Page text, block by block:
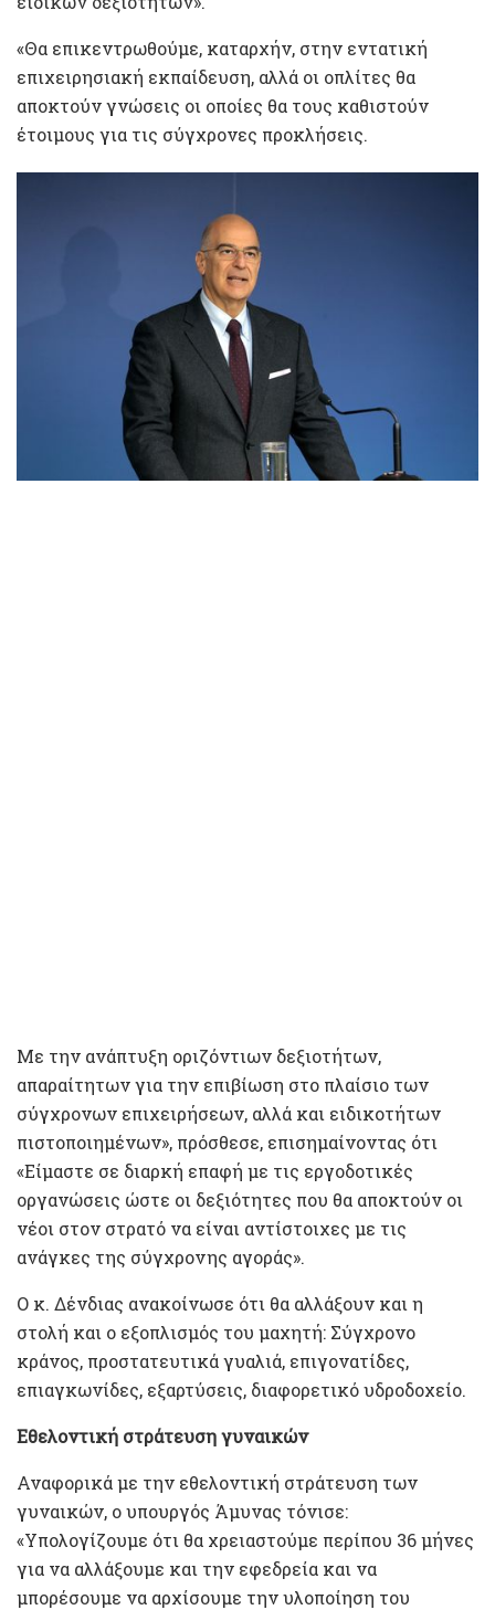
«Θα επικεντρωθούμε, καταρχήν, στην εντατική
επιχειρησιακή εκπαίδευση, αλλά οι οπλίτες θα
αποκτούν γνώσεις οι οποίες θα τους καθιστούν
έτοιμους για τις σύγχρονες προκλήσεις.
Με την ανάπτυξη οριζόντιων δεξιοτήτων,
απαραίτητων για την επιβίωση στο πλαίσιο των
σύγχρονων επιχειρήσεων, αλλά και ειδικοτήτων
πιστοποιημένων», πρόσθεσε, επισημαίνοντας ότι
«Είμαστε σε διαρκή επαφή με τις εργοδοτικές
οργανώσεις ώστε οι δεξιότητες που θα αποκτούν οι
νέοι στον στρατό να είναι αντίστοιχες με τις
ανάγκες της σύγχρονης αγοράς».
Ο κ. Δένδιας ανακοίνωσε ότι θα αλλάξουν και η
στολή και ο εξοπλισμός του μαχητή: Σύγχρονο
κράνος, προστατευτικά γυαλιά, επιγονατίδες,
επιαγκωνίδες, εξαρτύσεις, διαφορετικό υδροδοχείο.
Εθελοντική στράτευση γυναικών
Αναφορικά με την εθελοντική στράτευση των
γυναικών, ο υπουργός Άμυνας τόνισε:
«Υπολογίζουμε ότι θα χρειαστούμε περίπου 36 μήνες
για να αλλάξουμε και την εφεδρεία και να
μπορέσουμε να αρχίσουμε την υλοποίηση του